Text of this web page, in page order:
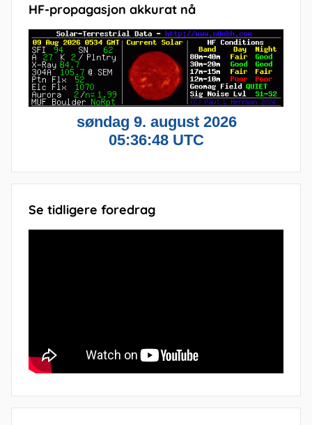
HF-propagasjon akkurat nå
Se tidligere foredrag